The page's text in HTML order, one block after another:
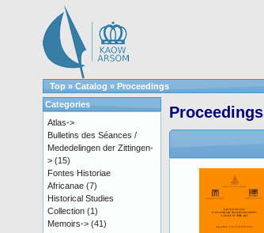
Top » Catalog » Proceedings
Proceedings
Categories
Atlas->
Bulletins des Séances /
Mededelingen der Zittingen-
> (15)
Fontes Historiae
Africanae (7)
Historical Studies
Collection (1)
Memoirs-> (41)